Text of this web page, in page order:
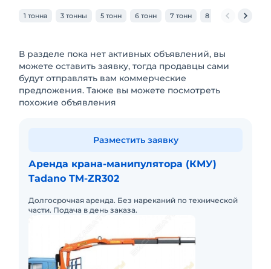
1 тонна 3 тонны 5 тонн 6 тонн 7 тонн 8 тонн 10 тонн
В разделе пока нет активных объявлений, вы
можете оставить заявку, тогда продавцы сами
будут отправлять вам коммерческие
предложения. Также вы можете посмотреть
похожие объявления
Аренда крана-манипулятора (КМУ)
Tadano TM-ZR302
Долгосрочная аренда. Без нареканий по технической
части. Подача в день заказа.
Разместить заявку